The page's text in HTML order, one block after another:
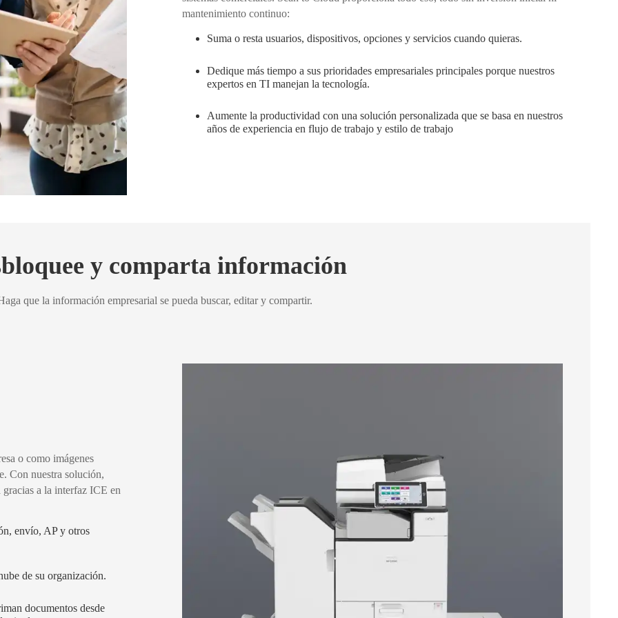
mantenimiento continuo:
Suma o resta usuarios, dispositivos, opciones y servicios cuando quieras.
Dedique más tiempo a sus prioridades empresariales principales porque nuestros
expertos en TI manejan la tecnología.
Aumente la productividad con una solución personalizada que se basa en nuestros
años de experiencia en flujo de trabajo y estilo de trabajo
y comparta información
que la información empresarial se pueda buscar, editar y compartir.
o como imágenes
Con nuestra solución,
a la interfaz ICE en
envío, AP y otros
de su organización.
documentos desde